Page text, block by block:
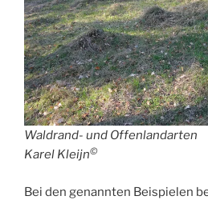
Waldrand- und Offenlandarten
Karel Kleijn©
Bei den genannten Beispielen